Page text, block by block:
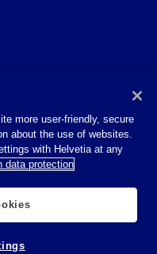
more user-friendly, secure
about the use of websites.
with Helvetia at any
data protection